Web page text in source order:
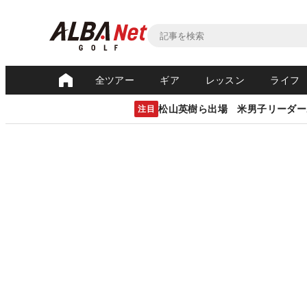
全ツアー ギア レッスン ライフ
注目 松山英樹ら出場 米男子リーダ